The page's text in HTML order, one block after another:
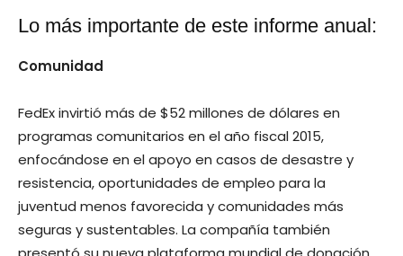
Lo más importante de este informe anual:
Comunidad
FedEx invirtió más de $52 millones de dólares en
programas comunitarios en el año fiscal 2015,
enfocándose en el apoyo en casos de desastre y
resistencia, oportunidades de empleo para la
juventud menos favorecida y comunidades más
seguras y sustentables. La compañía también